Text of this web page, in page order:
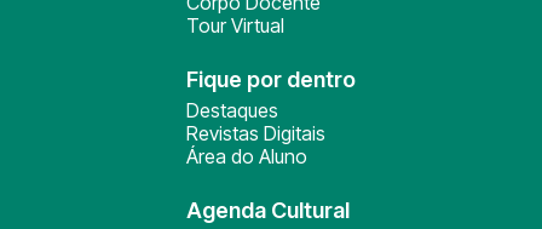
Tour Virtual
Fique por dentro
Destaques
Revistas Digitais
Área do Aluno
Agenda Cultural